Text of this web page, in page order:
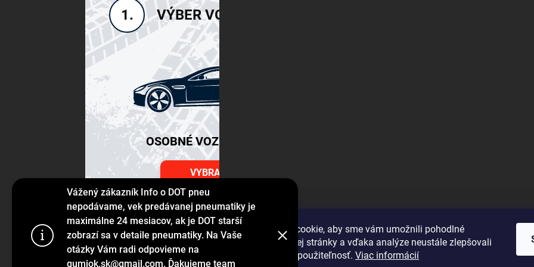
Používame súbory cookie, aby sme vám umožnili pohodlné
prehliadanie webovej stránky a vďaka analýze neustále zlepšovali
jej funkcie, výkon a použiteľnosť. Viac informácií
Vážený zákazník Info o DOT pneu
nepodávame, vek predávanej pneumatiky je
maximálne 24 mesiacov, ak je DOT starší
zobrazí sa v detaile pneumatiky. Na Vaše
otázky Vám radi odpovieme na
gumiok.sk@gmail.com. Ďakujeme team
1. VÝBER VOZIDLA
OSOBNÉ VOZIDLÁ SUV
VYBRAŤ